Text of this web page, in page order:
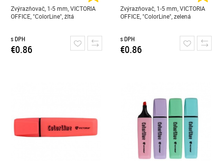
Zvýrazňovač, 1-5 mm, VICTORIA
OFFICE, "ColorLine", žltá
s DPH
€0.86
Zvýrazňovač, 1-5 mm, VICTORIA
OFFICE, "ColorLine", zelená
s DPH
€0.86